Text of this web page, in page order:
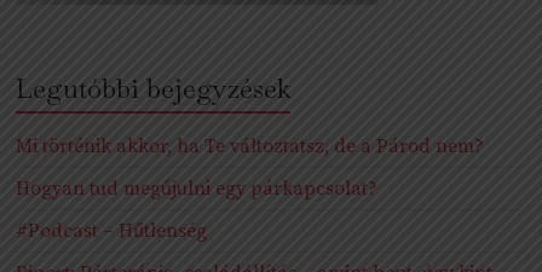
Legutóbbi bejegyzések
Mi történik akkor, ha Te változtatsz, de a Párod nem?
Hogyan tud megújulni egy párkapcsolat?
#Podcast – Hűtlenség